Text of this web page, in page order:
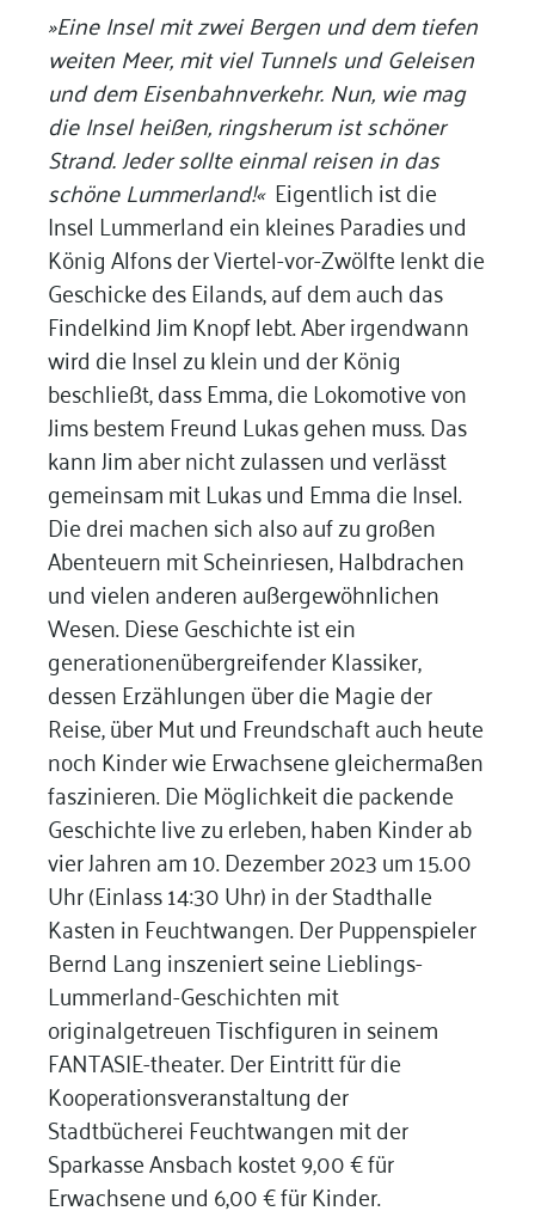
»Eine Insel mit zwei Bergen und dem tiefen
weiten Meer, mit viel Tunnels und Geleisen
und dem Eisenbahnverkehr. Nun, wie mag
die Insel heißen, ringsherum ist schöner
Strand. Jeder sollte einmal reisen in das
schöne Lummerland!« Eigentlich ist die
Insel Lummerland ein kleines Paradies und
König Alfons der Viertel-vor-Zwölfte lenkt die
Geschicke des Eilands, auf dem auch das
Findelkind Jim Knopf lebt. Aber irgendwann
wird die Insel zu klein und der König
beschließt, dass Emma, die Lokomotive von
Jims bestem Freund Lukas gehen muss. Das
kann Jim aber nicht zulassen und verlässt
gemeinsam mit Lukas und Emma die Insel.
Die drei machen sich also auf zu großen
Abenteuern mit Scheinriesen, Halbdrachen
und vielen anderen außergewöhnlichen
Wesen. Diese Geschichte ist ein
generationenübergreifender Klassiker,
dessen Erzählungen über die Magie der
Reise, über Mut und Freundschaft auch heute
noch Kinder wie Erwachsene gleichermaßen
faszinieren. Die Möglichkeit die packende
Geschichte live zu erleben, haben Kinder ab
vier Jahren am 10. Dezember 2023 um 15.00
Uhr (Einlass 14:30 Uhr) in der Stadthalle
Kasten in Feuchtwangen. Der Puppenspieler
Bernd Lang inszeniert seine Lieblings-
Lummerland-Geschichten mit
originalgetreuen Tischfiguren in seinem
FANTASIE-theater. Der Eintritt für die
Kooperationsveranstaltung der
Stadtbücherei Feuchtwangen mit der
Sparkasse Ansbach kostet 9,00 € für
Erwachsene und 6,00 € für Kinder.